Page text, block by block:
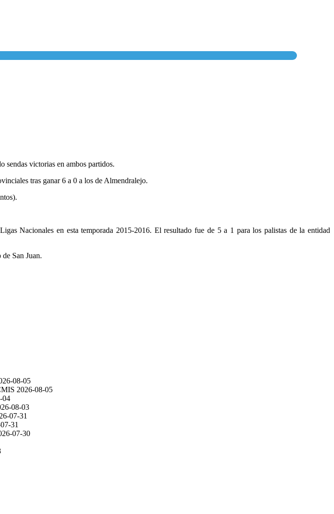
sendas victorias en ambos partidos.
tras ganar 6 a 0 a los de Almendralejo.
Nacionales en esta temporada 2015-2016. El resultado fue de 5 a 1 para los palistas de la entidad
San Juan.
08-05
2026-08-05
04
08-03
07-31
31
07-30